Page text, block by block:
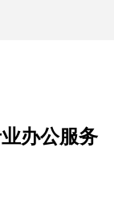
办公服务